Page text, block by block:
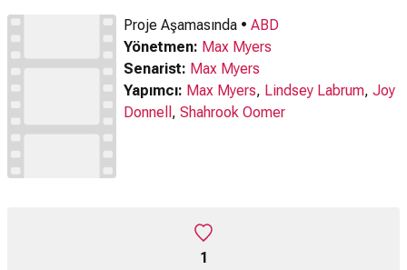
Proje Aşamasında • ABD
Yönetmen: Max Myers
Senarist: Max Myers
Yapımcı: Max Myers, Lindsey Labrum, Joy
Donnell , Shahrook Oomer
1